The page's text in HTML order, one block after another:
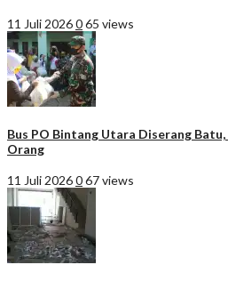
11 Juli 2026065 views
Bus PO Bintang Utara Diserang
Orang
11 Juli 2026067 views